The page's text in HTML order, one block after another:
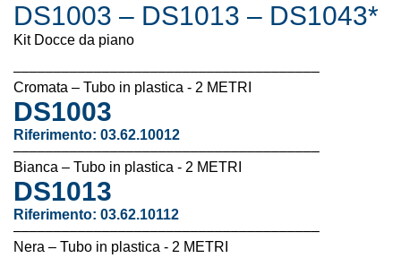
DS1003 – DS1013 – DS1043*
Kit Docce da piano
––––––––––––––––––––––––––––––––––––––
Cromata – Tubo in plastica - 2 METRI
DS1003
Riferimento: 03.62.10012
––––––––––––––––––––––––––––––––––––––
Bianca – Tubo in plastica - 2 METRI
DS1013
Riferimento: 03.62.10112
––––––––––––––––––––––––––––––––––––––
Nera – Tubo in plastica - 2 METRI